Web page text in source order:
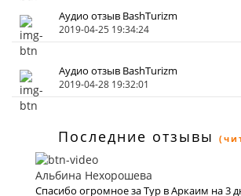
Аудио отзыв BashTurizm
2019-04-25 19:34:24
Аудио отзыв BashTurizm
2019-04-28 19:32:01
Последние отзывы
Альбина Нехорошева
Спасибо огромное за Тур в Аркаим на 3